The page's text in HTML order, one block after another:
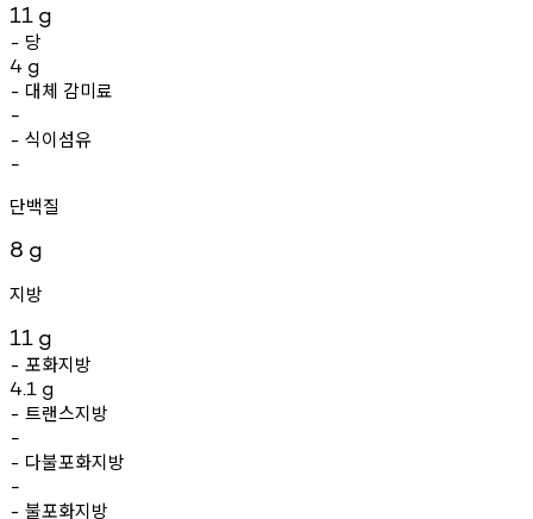
11 g
- 당
4 g
- 대체 감미료
-
- 식이섬유
-
단백질
8 g
지방
11 g
- 포화지방
4.1 g
- 트랜스지방
-
- 다불포화지방
-
- 불포화지방